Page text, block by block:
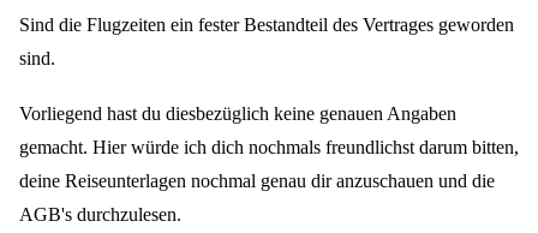
Sind die Flugzeiten ein fester Bestandteil des Vertrages geworden
sind.
Vorliegend hast du diesbezüglich keine genauen Angaben
gemacht. Hier würde ich dich nochmals freundlichst darum bitten,
deine Reiseunterlagen nochmal genau dir anzuschauen und die
AGB's durchzulesen.